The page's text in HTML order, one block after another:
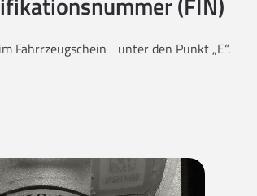
Fahrrzeugschein unter den Punkt „E“.